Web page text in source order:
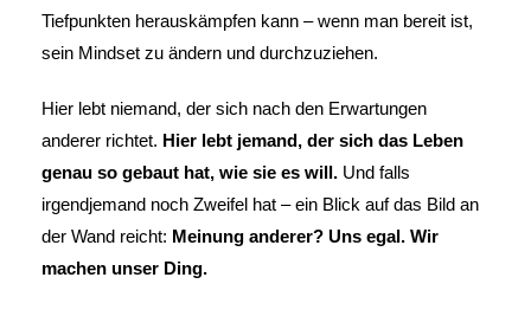
Tiefpunkten herauskämpfen kann – wenn man bereit ist,
sein Mindset zu ändern und durchzuziehen.
Hier lebt niemand, der sich nach den Erwartungen
anderer richtet. Hier lebt jemand, der sich das Leben
genau so gebaut hat, wie sie es will. Und falls
irgendjemand noch Zweifel hat – ein Blick auf das Bild an
der Wand reicht: Meinung anderer? Uns egal. Wir
machen unser Ding.